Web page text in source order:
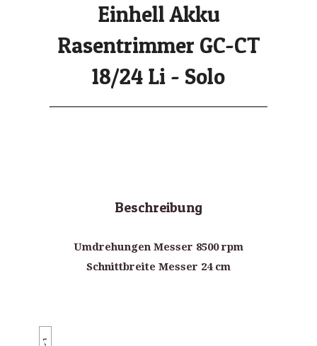
Einhell Akku
Rasentrimmer GC-CT
18/24 Li - Solo
Beschreibung
Umdrehungen Messer 8500 rpm
Schnittbreite Messer 24 cm